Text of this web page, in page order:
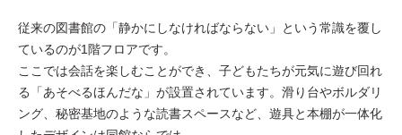
従来の図書館の「静かにしなければならない」という常識を覆し
ているのが1階フロアです。
ここでは会話を楽しむことができ、子どもたちが元気に遊び回れ
る「あそべるほんだな」が設置されています。滑り台やボルダリ
ング、秘密基地のような読書スペースなど、遊具と本棚が一体化